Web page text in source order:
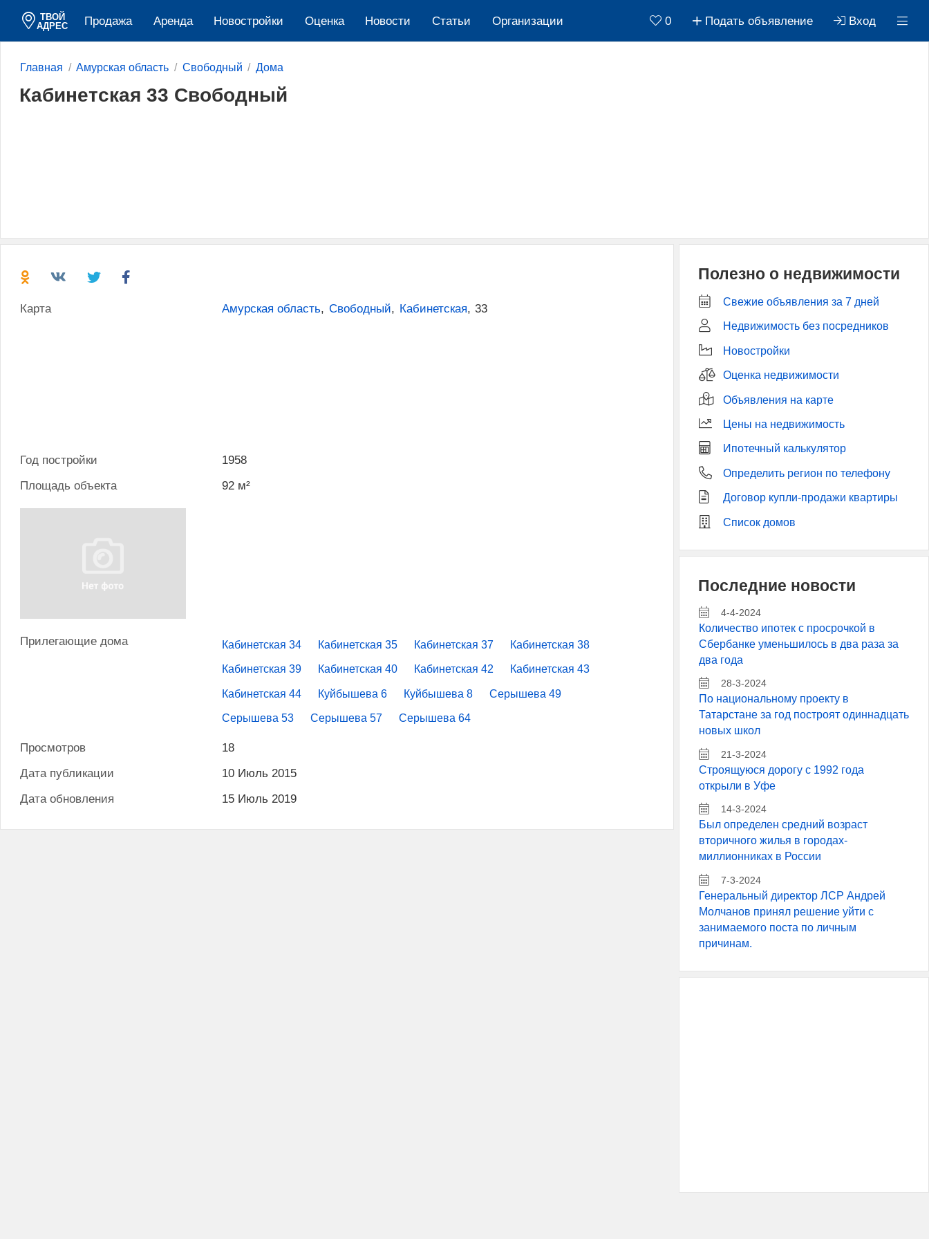
ТВОЙ
АДРЕС
Продажа Аренда Новостройки Оценка Новости Cтатьи Организации 0 Подать объявление Вход
Главная Амурская область Свободный Дома
Кабинетская 33 Свободный
Карта Амурская область, Свободный, Кабинетская, 33
Год постройки
1958
Площадь объекта
92 м²
Прилегающие дома Кабинетская 34 Кабинетская 35 Кабинетская 37 Кабинетская 38
Кабинетская 39 Кабинетская 40 Кабинетская 42 Кабинетская 43
Кабинетская 44 Куйбышева 6 Куйбышева 8 Серышева 49
Серышева 53 Серышева 57 Серышева 64
Просмотров
18
Дата публикации
10 Июль 2015
Дата обновления
15 Июль 2019
Полезно о недвижимости
Свежие объявления за 7 дней
Недвижимость без посредников
Новостройки
Оценка недвижимости
Объявления на карте
Цены на недвижимость
Ипотечный калькулятор
Определить регион по телефону
Договор купли-продажи квартиры
Список домов
Последние новости
4-4-2024
Количество ипотек с просрочкой в
Сбербанке уменьшилось в два раза за
два года
28-3-2024
По национальному проекту в
Татарстане за год построят одиннадцать
новых школ
21-3-2024
Строящуюся дорогу с 1992 года
открыли в Уфе
14-3-2024
Был определен средний возраст
вторичного жилья в городах-
миллионниках в России
7-3-2024
Генеральный директор ЛСР Андрей
Молчанов принял решение уйти с
занимаемого поста по личным
причинам.